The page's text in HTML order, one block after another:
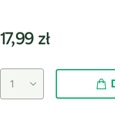
17,99 zł